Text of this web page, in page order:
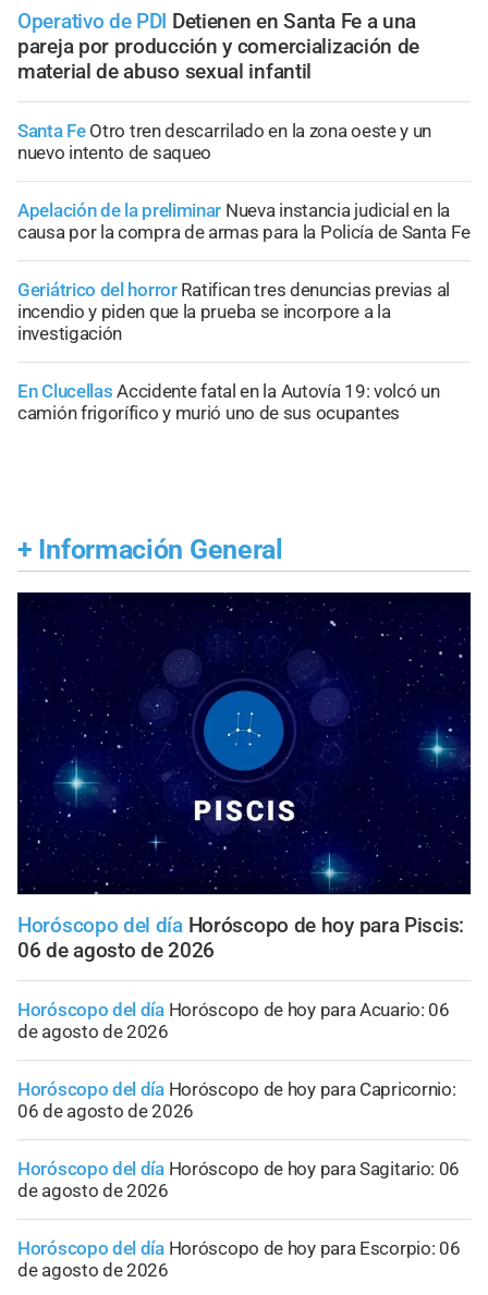
Operativo de PDI Detienen en Santa Fe a una
pareja por producción y comercialización de
material de abuso sexual infantil
Santa Fe Otro tren descarrilado en la zona oeste y un
nuevo intento de saqueo
Apelación de la preliminar Nueva instancia judicial en la
causa por la compra de armas para la Policía de Santa Fe
Geriátrico del horror Ratifican tres denuncias previas al
incendio y piden que la prueba se incorpore a la
investigación
En Clucellas Accidente fatal en la Autovía 19: volcó un
camión frigorífico y murió uno de sus ocupantes
+ Información General
Horóscopo del día Horóscopo de hoy para Piscis:
06 de agosto de 2026
Horóscopo del día Horóscopo de hoy para Acuario: 06
de agosto de 2026
Horóscopo del día Horóscopo de hoy para Capricornio:
06 de agosto de 2026
Horóscopo del día Horóscopo de hoy para Sagitario: 06
de agosto de 2026
Horóscopo del día Horóscopo de hoy para Escorpio: 06
de agosto de 2026